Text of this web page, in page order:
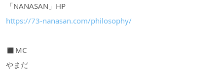
「NANASAN」HP
https://73-nanasan.com/philosophy/
◼︎MC
やまだ